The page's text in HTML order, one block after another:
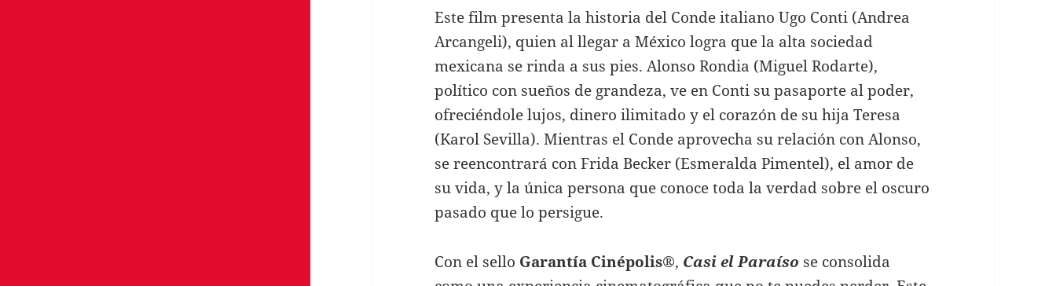
Este film presenta la historia del Conde italiano Ugo Conti (Andrea
Arcangeli), quien al llegar a México logra que la alta sociedad
mexicana se rinda a sus pies. Alonso Rondia (Miguel Rodarte),
político con sueños de grandeza, ve en Conti su pasaporte al poder,
ofreciéndole lujos, dinero ilimitado y el corazón de su hija Teresa
(Karol Sevilla). Mientras el Conde aprovecha su relación con Alonso,
se reencontrará con Frida Becker (Esmeralda Pimentel), el amor de
su vida, y la única persona que conoce toda la verdad sobre el oscuro
pasado que lo persigue.
Con el sello Garantía Cinépolis®, Casi el Paraíso se consolida